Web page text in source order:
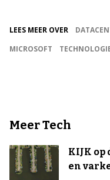
LEES MEER OVER
MICROSOFT
Meer Tech
KIJK op
en